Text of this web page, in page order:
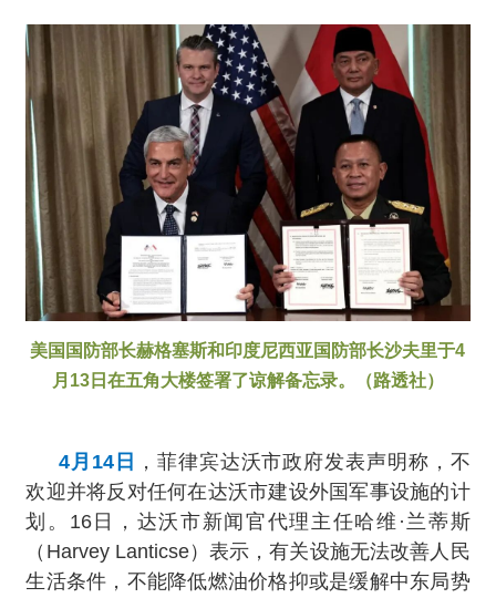
美国国防部长赫格塞斯和印度尼西亚国防部长沙夫里于4
月13日在五角大楼签署了谅解备忘录。（路透社）
4月14日
，菲律宾达沃市政府发表声明称，不
欢迎并将反对任何在达沃市建设外国军事设施的计
划。16日，达沃市新闻官代理主任哈维·兰蒂斯
（Harvey Lanticse）表示，有关设施无法改善人民
生活条件，不能降低燃油价格抑或是缓解中东局势